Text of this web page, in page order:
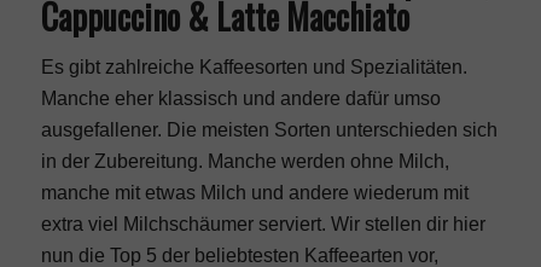
Cappuccino & Latte Macchiato
Es gibt zahlreiche Kaffeesorten und Spezialitäten.
Manche eher klassisch und andere dafür umso
ausgefallener. Die meisten Sorten unterschieden sich
in der Zubereitung. Manche werden ohne Milch,
manche mit etwas Milch und andere wiederum mit
extra viel Milchschäumer serviert. Wir stellen dir hier
nun die Top 5 der beliebtesten Kaffeearten vor,